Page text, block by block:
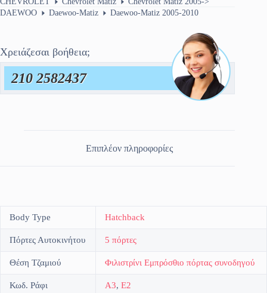
DAEWOO
Daewoo-Matiz Daewoo-Matiz 2005-2010
Χρειάζεσαι βοήθεια;
210 2582437
Επιπλέον πληροφορίες
Body Type Hatchback
Πόρτες Αυτοκινήτου 5 πόρτες
Θέση Τζαμιού Φιλιστρίνι Εμπρόσθιο πόρτας συνοδηγού
Κωδ. Ράφι A3, E2